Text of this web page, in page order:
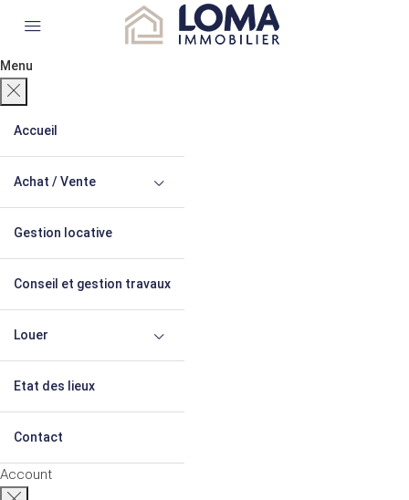
Menu
Accueil
Achat / Vente
Gestion locative
Conseil et gestion travaux
Louer
Etat des lieux
Contact
Account